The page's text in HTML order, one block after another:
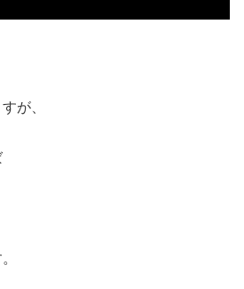
が、